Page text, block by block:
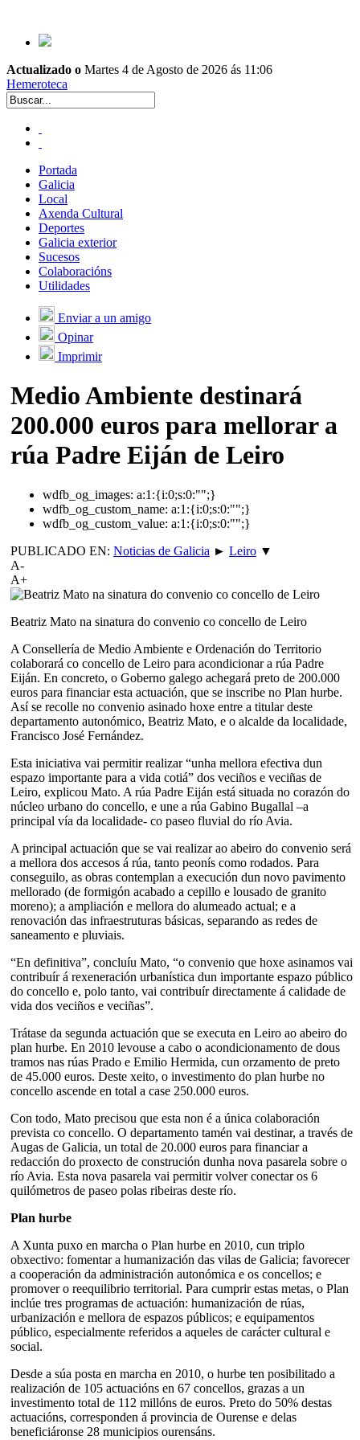
Actualizado o Martes 4 de Agosto de 2026 ás 11:06
Hemeroteca
Portada
Galicia
Local
Axenda Cultural
Deportes
Galicia exterior
Sucesos
Colaboracións
Utilidades
Enviar a un amigo
Opinar
Imprimir
Medio Ambiente destinará
200.000 euros para mellorar a
rúa Padre Eiján de Leiro
wdfb_og_images: a:1:{i:0;s:0:"";}
wdfb_og_custom_name: a:1:{i:0;s:0:"";}
wdfb_og_custom_value: a:1:{i:0;s:0:"";}
PUBLICADO EN: Noticias de Galicia ► Leiro ▼
A-
A+
Beatriz Mato na sinatura do convenio co concello de Leiro
A Consellería de Medio Ambiente e Ordenación do Territorio
colaborará co concello de Leiro para acondicionar a rúa Padre
Eiján. En concreto, o Goberno galego achegará preto de 200.000
euros para financiar esta actuación, que se inscribe no Plan hurbe.
Así se recolle no convenio asinado hoxe entre a titular deste
departamento autonómico, Beatriz Mato, e o alcalde da localidade,
Francisco José Fernández.
Esta iniciativa vai permitir realizar “unha mellora efectiva dun
espazo importante para a vida cotiá” dos veciños e veciñas de
Leiro, explicou Mato. A rúa Padre Eiján está situada no corazón do
núcleo urbano do concello, e une a rúa Gabino Bugallal –a
principal vía da localidade- co paseo fluvial do río Avia.
A principal actuación que se vai realizar ao abeiro do convenio será
a mellora dos accesos á rúa, tanto peonís como rodados. Para
conseguilo, as obras contemplan a execución dun novo pavimento
mellorado (de formigón acabado a cepillo e lousado de granito
moreno); a ampliación e mellora do alumeado actual; e a
renovación das infraestruturas básicas, separando as redes de
saneamento e pluviais.
“En definitiva”, concluíu Mato, “o convenio que hoxe asinamos vai
contribuír á rexeneración urbanística dun importante espazo público
do concello e, polo tanto, vai contribuír directamente á calidade de
vida dos veciños e veciñas”.
Trátase da segunda actuación que se executa en Leiro ao abeiro do
plan hurbe. En 2010 levouse a cabo o acondicionamento de dous
tramos nas rúas Prado e Emilio Hermida, cun orzamento de preto
de 45.000 euros. Deste xeito, o investimento do plan hurbe no
concello ascende en total a case 250.000 euros.
Con todo, Mato precisou que esta non é a única colaboración
prevista co concello. O departamento tamén vai destinar, a través de
Augas de Galicia, un total de 20.000 euros para financiar a
redacción do proxecto de construción dunha nova pasarela sobre o
río Avia. Esta nova pasarela vai permitir volver conectar os 6
quilómetros de paseo polas ribeiras deste río.
Plan hurbe
A Xunta puxo en marcha o Plan hurbe en 2010, cun triplo
obxectivo: fomentar a humanización das vilas de Galicia; favorecer
a cooperación da administración autonómica e os concellos; e
promover o reequilibrio territorial. Para cumprir estas metas, o Plan
inclúe tres programas de actuación: humanización de rúas,
urbanización e mellora de espazos públicos; e equipamentos
público, especialmente referidos a aqueles de carácter cultural e
social.
Desde a súa posta en marcha en 2010, o hurbe ten posibilitado a
realización de 105 actuacións en 67 concellos, grazas a un
investimento total de 112 millóns de euros. Preto do 50% destas
actuacións, corresponden á provincia de Ourense e delas
beneficiáronse 28 municipios ourensáns.